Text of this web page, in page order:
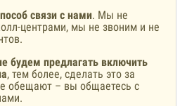
связи с нами. Мы не
центрами, мы не звоним и не
будем предлагать включить
, тем более, сделать это за
обещают – вы общаетесь с